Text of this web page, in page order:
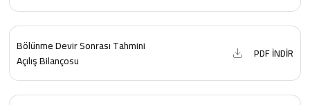
Bölünme Devir Sonrası Tahmini
Açılış Bilançosu
PDF İNDİR